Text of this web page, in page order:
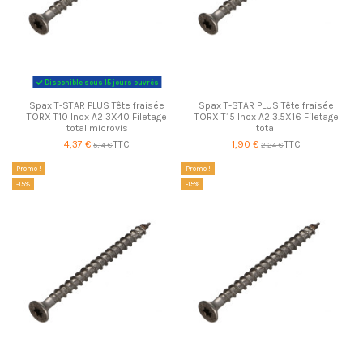
Disponible sous 15 jours ouvrés
Spax T-STAR PLUS Tête fraisée
TORX T10 Inox A2 3X40 Filetage
total microvis
4,37 € 5,14 €TTC
Spax T-STAR PLUS Tête fraisée
TORX T15 Inox A2 3.5X16 Filetage
total
1,90 € 2,24 €TTC
Promo !
-15%
Promo !
-15%